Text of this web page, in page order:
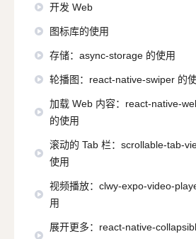
开发 Web
图标库的使用
存储：async-storage 的使用
轮播图：react-native-swiper 的
加载 Web 内容：react-native-
的使用
滚动的 Tab 栏：scrollable-tab-
使用
视频播放：clwy-expo-video-
用
展开更多：react-native-